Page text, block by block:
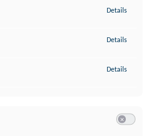
Details
Details
Details